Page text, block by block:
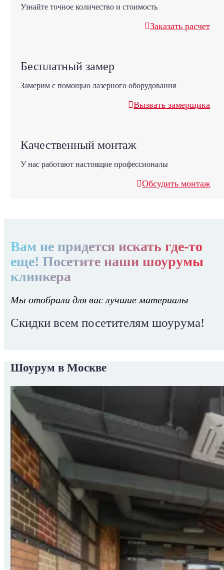
Узнайте точное количество и стоимость
Заказать расчет
Бесплатный замер
Замерим с помощью лазерного оборудования
Вызвать замерщика
Качественный монтаж
У нас работают настоящие профессионалы
Обсудить монтаж
Вам не придется искать где-то
еще! Посетите наши шоурумы
клинкера
Мы отобрали для вас лучшие материалы
Скидки всем посетителям шоурума!
Шоурум в Москве